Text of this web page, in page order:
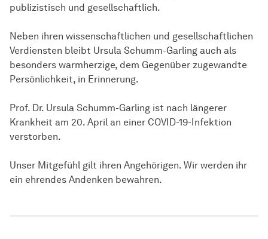
publizistisch und gesellschaftlich.
Neben ihren wissenschaftlichen und gesellschaftlichen
Verdiensten bleibt Ursula Schumm-Garling auch als
besonders warmherzige, dem Gegenüber zugewandte
Persönlichkeit, in Erinnerung.
Prof. Dr. Ursula Schumm-Garling ist nach längerer
Krankheit am 20. April an einer COVID-19-Infektion
verstorben.
Unser Mitgefühl gilt ihren Angehörigen. Wir werden ihr
ein ehrendes Andenken bewahren.